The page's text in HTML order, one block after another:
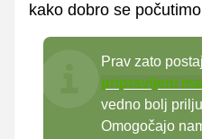
kako dobro se
Prav zato
pripravljeni
vedno bolj
Omogočajo